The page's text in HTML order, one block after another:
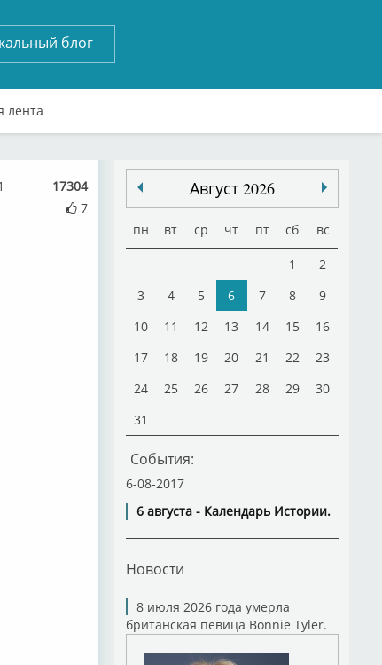
блог
лента
17304
7
Август 2026
пн вт ср чт пт сб вс
1
2
3
4 5 6 7 8
9
10
11 12 13 14 15
16
17
18 19 20 21 22
23
24
25 26 27 28 29
30
31
События:
6-08-2017
6 августа - Календарь Истории.
Новости
8 июля 2026 года умерла
британская певица Bonnie Tyler.